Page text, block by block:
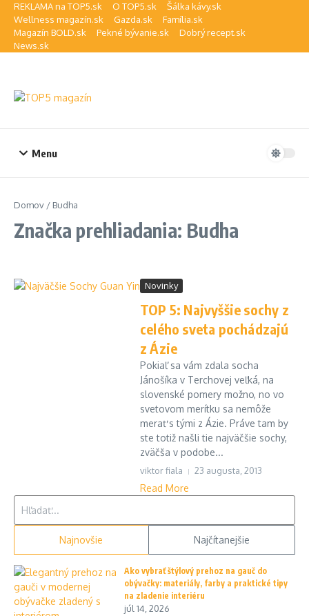
Preskočiť na obsah
REKLAMA na TOP5.sk O TOP5.sk
Šálka kávy.sk
Wellness magazín.sk
Gazda.sk
Família.sk
Magazín BOLD.sk
Pekné bývanie.sk
Dobrý recept.sk
News.sk
Menu
Domov / Budha
Značka prehliadania: Budha
Novinky
TOP 5: Najvyššie sochy z
celého sveta pochádzajú
z Ázie
Pokiaľ sa vám zdala socha
Jánošíka v Terchovej veľká, na
slovenské pomery možno, no vo
svetovom merítku sa nemôže
merať s tými z Ázie. Práve tam by
ste totiž našli tie najväčšie sochy,
zväčša v podobe...
viktor fiala 23 augusta, 2013
Read More
Najnovšie Najčítanejšie
Ako vybrať štýlový prehoz na gauč do
obývačky: materiály, farby a praktické tipy
na zladenie interiéru
júl 14, 2026